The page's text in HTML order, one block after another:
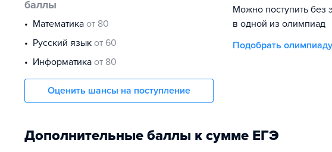
баллы
математика от 80
русский язык от 60
информатика от 80
Оценить шансы на поступление
Можно поступить без
в одной из олимпиад
Подобрать олимпиаду
Дополнительные баллы к сумме ЕГЭ